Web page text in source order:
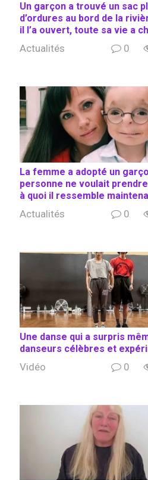
Un garçon a trouvé un sac
d’ordures au bord de la
il l’a ouvert, toute sa vie a
Actualités 0
La femme a adopté un
personne ne voulait
à quoi il ressemble
Actualités 0
Une danse qui a surpris
danseurs célèbres et
Vidéo 0